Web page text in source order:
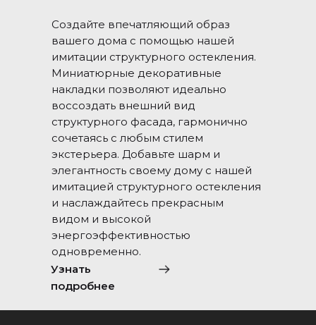
Создайте впечатляющий образ
вашего дома с помощью нашей
имитации структурного остекления.
Миниатюрные декоративные
накладки позволяют идеально
воссоздать внешний вид
структурного фасада, гармонично
сочетаясь с любым стилем
экстерьера. Добавьте шарм и
элегантность своему дому с нашей
имитацией структурного остекления
и наслаждайтесь прекрасным
видом и высокой
энергоэффективностью
одновременно.
Узнать
подробнее